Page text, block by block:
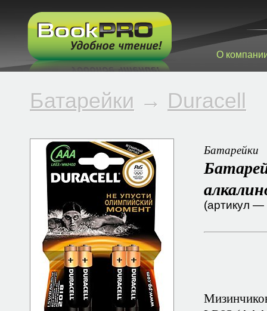
О
Батарейки → Duracell
Батарейки
(артикул